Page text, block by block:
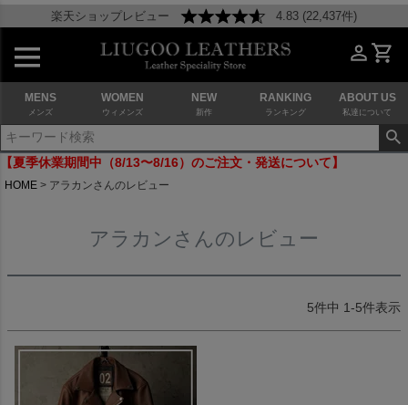
楽天ショップレビュー 4.83 (22,437件)
MENS
メンズ
WOMEN
ウィメンズ
NEW
新作
RANKING
ランキング
ABOUT US
私達について
【夏季休業期間中（8/13〜8/16）のご注文・発送について】
HOME アラカンさんのレビュー
アラカンさんのレビュー
5件中 1-5件表示